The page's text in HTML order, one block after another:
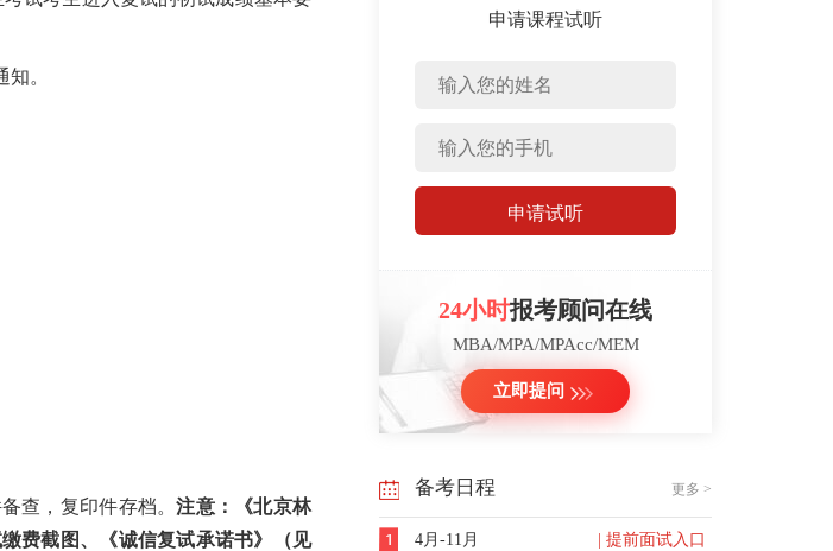
。
查，复印件存档。注意：《北京林
费截图、《诚信复试承诺书》（见
申请课程试听
申请试听
24小时报考顾问在线
MBA/MPA/MPAcc/MEM
立即提问
备考日程 更多 >
4月-11月 | 提前面试入口